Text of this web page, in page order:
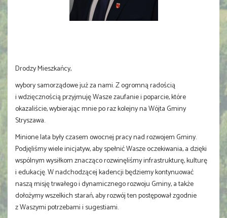
Drodzy Mieszkańcy,
wybory samorządowe już za nami. Z ogromną radością
i wdzięcznością przyjmuję Wasze zaufanie i poparcie, które
okazaliście, wybierając mnie po raz kolejny na Wójta Gminy
Stryszawa.
Minione lata były czasem owocnej pracy nad rozwojem Gminy.
Podjęliśmy wiele inicjatyw, aby spełnić Wasze oczekiwania, a dzięki
wspólnym wysiłkom znacząco rozwinęliśmy infrastrukturę, kulturę
i edukację. W nadchodzącej kadencji będziemy kontynuować
naszą misję trwałego i dynamicznego rozwoju Gminy, a także
dołożymy wszelkich starań, aby rozwój ten postępował zgodnie
z Waszymi potrzebami i sugestiami.